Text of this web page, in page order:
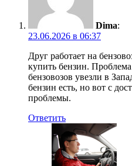
Dima:
23.06.2026 в 06:37
Друг работает на
купить бензин.
бензовозов увезли в
бензин есть, но вот с
проблемы.
Ответить